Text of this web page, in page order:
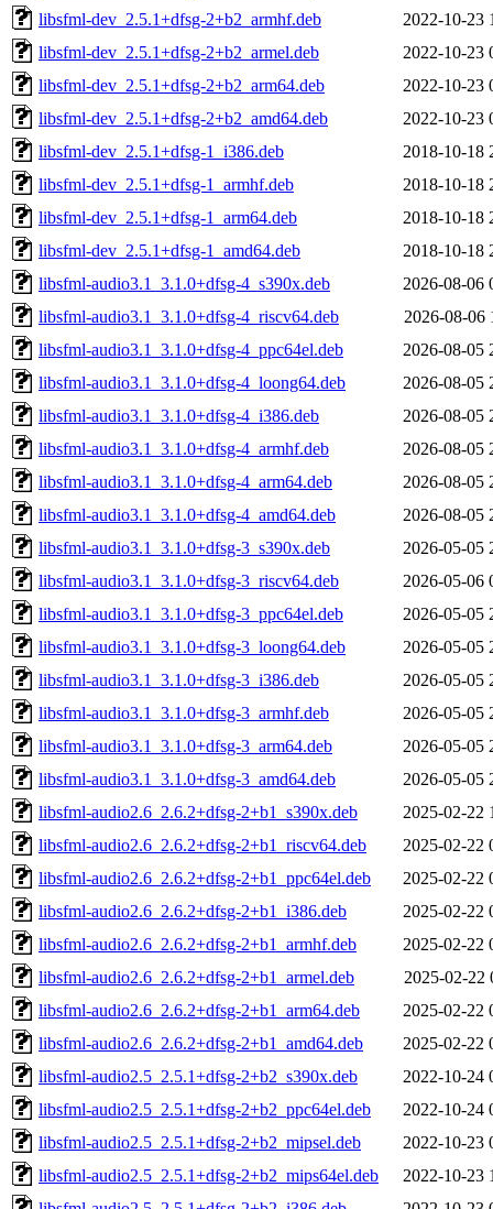
libsfml-dev_2.5.1+dfsg-2+b2_armhf.deb
2022-10-23
libsfml-dev_2.5.1+dfsg-2+b2_armel.deb
2022-10-23
libsfml-dev_2.5.1+dfsg-2+b2_arm64.deb
2022-10-23
libsfml-dev_2.5.1+dfsg-2+b2_amd64.deb
2022-10-23
libsfml-dev_2.5.1+dfsg-1_i386.deb
2018-10-18
libsfml-dev_2.5.1+dfsg-1_armhf.deb
2018-10-18
libsfml-dev_2.5.1+dfsg-1_arm64.deb
2018-10-18
libsfml-dev_2.5.1+dfsg-1_amd64.deb
2018-10-18
libsfml-audio3.1_3.1.0+dfsg-4_s390x.deb
2026-08-06
libsfml-audio3.1_3.1.0+dfsg-4_riscv64.deb
2026-08-06
libsfml-audio3.1_3.1.0+dfsg-4_ppc64el.deb
2026-08-05
libsfml-audio3.1_3.1.0+dfsg-4_loong64.deb
2026-08-05
libsfml-audio3.1_3.1.0+dfsg-4_i386.deb
2026-08-05
libsfml-audio3.1_3.1.0+dfsg-4_armhf.deb
2026-08-05
libsfml-audio3.1_3.1.0+dfsg-4_arm64.deb
2026-08-05
libsfml-audio3.1_3.1.0+dfsg-4_amd64.deb
2026-08-05
libsfml-audio3.1_3.1.0+dfsg-3_s390x.deb
2026-05-05
libsfml-audio3.1_3.1.0+dfsg-3_riscv64.deb
2026-05-06
libsfml-audio3.1_3.1.0+dfsg-3_ppc64el.deb
2026-05-05
libsfml-audio3.1_3.1.0+dfsg-3_loong64.deb
2026-05-05
libsfml-audio3.1_3.1.0+dfsg-3_i386.deb
2026-05-05
libsfml-audio3.1_3.1.0+dfsg-3_armhf.deb
2026-05-05
libsfml-audio3.1_3.1.0+dfsg-3_arm64.deb
2026-05-05
libsfml-audio3.1_3.1.0+dfsg-3_amd64.deb
2026-05-05
libsfml-audio2.6_2.6.2+dfsg-2+b1_s390x.deb
2025-02-22
libsfml-audio2.6_2.6.2+dfsg-2+b1_riscv64.deb
2025-02-22
libsfml-audio2.6_2.6.2+dfsg-2+b1_ppc64el.deb
2025-02-22
libsfml-audio2.6_2.6.2+dfsg-2+b1_i386.deb
2025-02-22
libsfml-audio2.6_2.6.2+dfsg-2+b1_armhf.deb
2025-02-22
libsfml-audio2.6_2.6.2+dfsg-2+b1_armel.deb
2025-02-22
libsfml-audio2.6_2.6.2+dfsg-2+b1_arm64.deb
2025-02-22
libsfml-audio2.6_2.6.2+dfsg-2+b1_amd64.deb
2025-02-22
libsfml-audio2.5_2.5.1+dfsg-2+b2_s390x.deb
2022-10-24
libsfml-audio2.5_2.5.1+dfsg-2+b2_ppc64el.deb
2022-10-24
libsfml-audio2.5_2.5.1+dfsg-2+b2_mipsel.deb
2022-10-23
libsfml-audio2.5_2.5.1+dfsg-2+b2_mips64el.deb
2022-10-23